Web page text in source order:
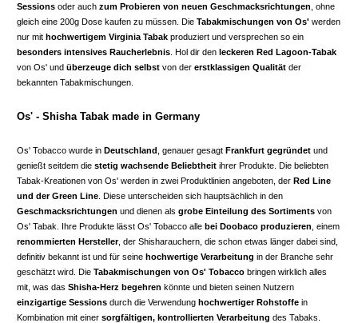
Sessions oder auch zum Probieren von neuen Geschmacksrichtungen , ohne
gleich eine 200g Dose kaufen zu müssen. Die Tabakmischungen von Os' werden
nur mit hochwertigem Virginia Tabak produziert und versprechen so ein
besonders intensives Raucherlebnis . Hol dir den leckeren Red Lagoon-Tabak
von Os' und überzeuge dich selbst von der erstklassigen Qualität der
bekannten Tabakmischungen.
Os' - Shisha Tabak made in Germany
Os' Tobacco wurde in Deutschland , genauer gesagt Frankfurt gegründet und
genießt seitdem die stetig wachsende Beliebtheit ihrer Produkte. Die beliebten
Tabak-Kreationen von Os' werden in zwei Produktlinien angeboten, der Red Line
und der Green Line . Diese unterscheiden sich hauptsächlich in den
Geschmacksrichtungen und dienen als grobe Einteilung des Sortiments von
Os' Tabak. Ihre Produkte lässt Os' Tobacco alle bei Doobaco produzieren , einem
renommierten Hersteller, der Shisharauchern, die schon etwas länger dabei sind,
definitiv bekannt ist und für seine hochwertige Verarbeitung in der Branche sehr
geschätzt wird. Die Tabakmischungen von Os' Tobacco bringen wirklich alles
mit, was das Shisha-Herz begehren könnte und bieten seinen Nutzern
einzigartige Sessions durch die Verwendung hochwertiger Rohstoffe in
Kombination mit einer sorgfältigen, kontrollierten Verarbeitung des Tabaks.